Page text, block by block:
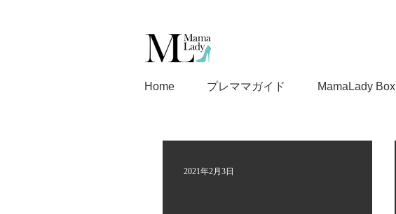
Home プレママガイド MamaLady Box
2021年2月3日